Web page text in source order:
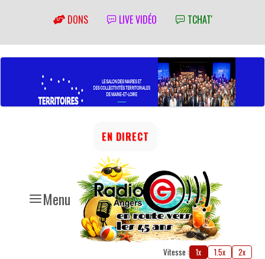
DONS LIVE VIDÉO TCHAT'
Menu
EN DIRECT
Vitesse : 1x 1.5x 2x